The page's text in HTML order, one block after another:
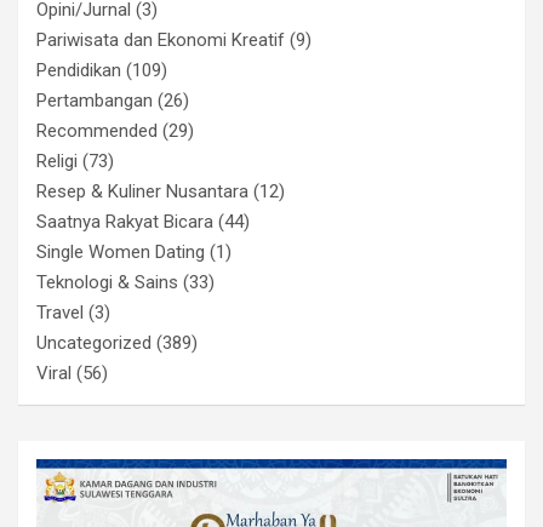
Opini/Jurnal (3)
Pariwisata dan Ekonomi Kreatif (9)
Pendidikan (109)
Pertambangan (26)
Recommended (29)
Religi (73)
Resep & Kuliner Nusantara (12)
Saatnya Rakyat Bicara (44)
Single Women Dating (1)
Teknologi & Sains (33)
Travel (3)
Uncategorized (389)
Viral (56)